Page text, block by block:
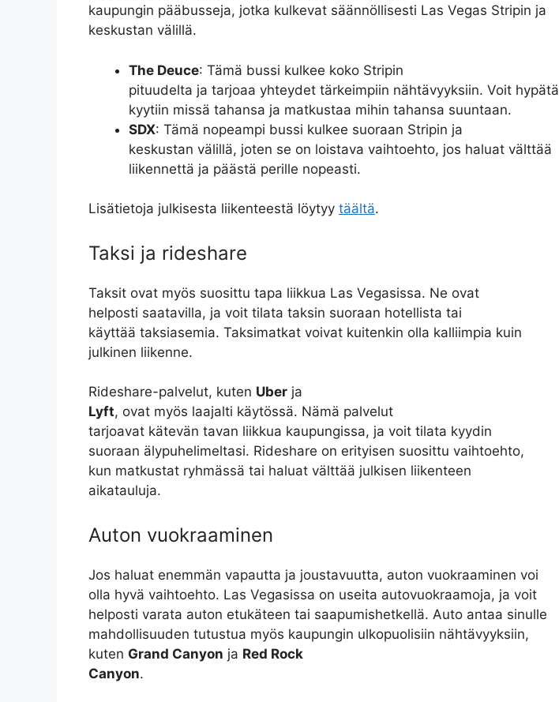
kaupungin pääbusseja, jotka kulkevat säännöllisesti Las Vegas Stripin ja
keskustan välillä.
The Deuce: Tämä bussi kulkee koko Stripin
pituudelta ja tarjoaa yhteydet tärkeimpiin nähtävyyksiin. Voit hypätä
kyytiin missä tahansa ja matkustaa mihin tahansa suuntaan.
SDX: Tämä nopeampi bussi kulkee suoraan Stripin ja
keskustan välillä, joten se on loistava vaihtoehto, jos haluat välttää
liikennettä ja päästä perille nopeasti.
Lisätietoja julkisesta liikenteestä löytyy täältä.
Taksi ja rideshare
Taksit ovat myös suosittu tapa liikkua Las Vegasissa. Ne ovat
helposti saatavilla, ja voit tilata taksin suoraan hotellista tai
käyttää taksiasemia. Taksimatkat voivat kuitenkin olla kalliimpia kuin
julkinen liikenne.
Rideshare-palvelut, kuten Uber ja
Lyft, ovat myös laajalti käytössä. Nämä palvelut
tarjoavat kätevän tavan liikkua kaupungissa, ja voit tilata kyydin
suoraan älypuhelimeltasi. Rideshare on erityisen suosittu vaihtoehto,
kun matkustat ryhmässä tai haluat välttää julkisen liikenteen
aikatauluja.
Auton vuokraaminen
Jos haluat enemmän vapautta ja joustavuutta, auton vuokraaminen voi
olla hyvä vaihtoehto. Las Vegasissa on useita autovuokraamoja, ja voit
helposti varata auton etukäteen tai saapumishetkellä. Auto antaa sinulle
mahdollisuuden tutustua myös kaupungin ulkopuolisiin nähtävyyksiin,
kuten Grand Canyon ja Red Rock
Canyon.